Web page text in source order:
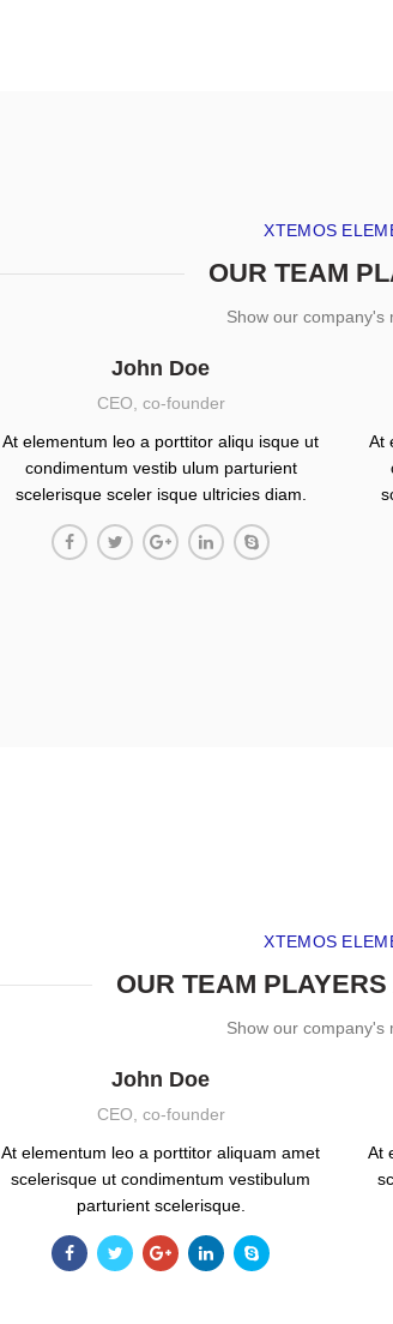
XTEMOS
OUR TEAM
Show our company's
John Doe
CEO, co-founder
At elementum leo a porttitor aliqu isque ut
condimentum vestib ulum parturient
scelerisque sceler isque ultricies diam.
At
XTEMOS
OUR TEAM
Show our company's
John Doe
CEO, co-founder
At elementum leo a porttitor aliquam amet
scelerisque ut condimentum vestibulum
parturient scelerisque.
At